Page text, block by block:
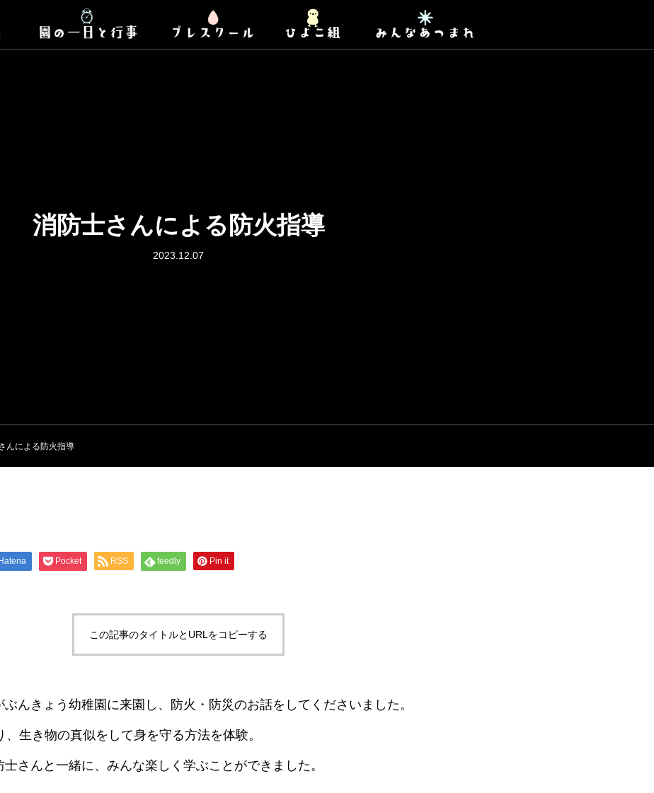
消防士さんによる防火指導
2023.12.07
んによる防火指導
Hatena Pocket RSS feedly Pin it
この記事のタイトルとURLをコピーする
んきょう幼稚園に来園し、防火・防災のお話をしてくださいました。
生き物の真似をして身を守る方法を体験。
さんと一緒に、みんな楽しく学ぶことができました。